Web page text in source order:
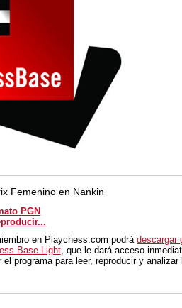
Femenino en Nankin
PGN
en Playchess.com podrádescargar
Base Light, que le dará acceso
el programa para leer, reproducir y